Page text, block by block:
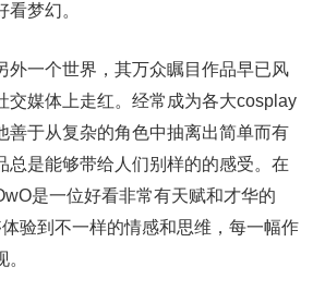
梦幻。
外一个世界，其万众瞩目作品早已风
交媒体上走红。经常成为各大cosplay
善于从复杂的角色中抽离出简单而有
总是能够带给人们别样的的感受。在
是一位好看非常有天赋和才华的
验到不一样的情感和思维，每一幅作